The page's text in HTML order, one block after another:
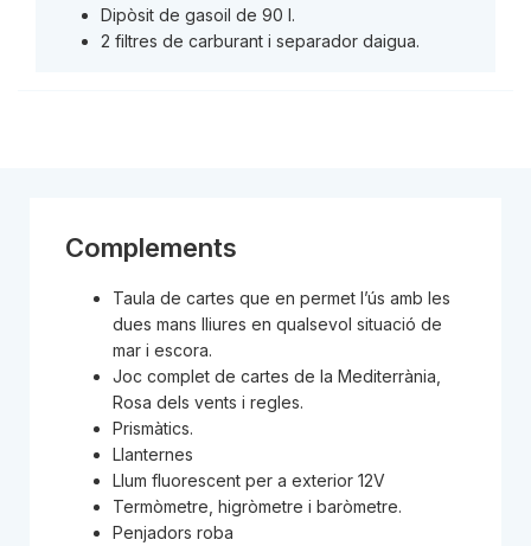
Dipòsit de gasoil de 90 l.
2 filtres de carburant i separador daigua.
Complements
Taula de cartes que en permet l’ús amb les
dues mans lliures en qualsevol situació de
mar i escora.
Joc complet de cartes de la Mediterrània,
Rosa dels vents i regles.
Prismàtics.
Llanternes
Llum fluorescent per a exterior 12V
Termòmetre, higròmetre i baròmetre.
Penjadors roba